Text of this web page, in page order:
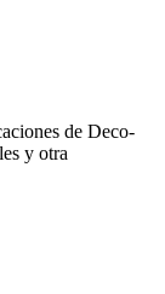
de Deco-
y otra